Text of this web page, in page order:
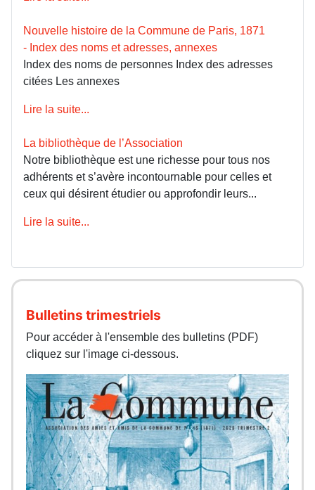
Nouvelle histoire de la Commune de Paris, 1871
- Index des noms et adresses, annexes
Index des noms de personnes Index des adresses
citées Les annexes
Lire la suite...
La bibliothèque de l’Association
Notre bibliothèque est une richesse pour tous nos
adhérents et s’avère incontournable pour celles et
ceux qui désirent étudier ou approfondir leurs...
Lire la suite...
Bulletins trimestriels
Pour accéder à l'ensemble des bulletins (PDF)
cliquez sur l'image ci-dessous.